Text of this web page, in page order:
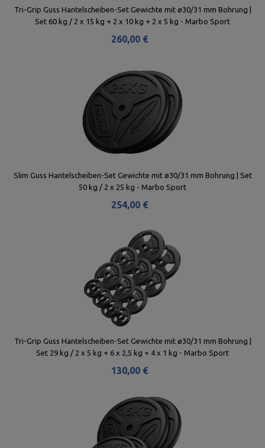
Tri-Grip Guss Hantelscheiben-Set Gewichte mit ø30/31 mm Bohrung |
Set 60 kg / 2 x 15 kg + 2 x 10 kg + 2 x 5 kg - Marbo Sport
260,00 €
Slim Guss Hantelscheiben-Set Gewichte mit ø30/31 mm Bohrung | Set
50 kg / 2 x 25 kg - Marbo Sport
254,00 €
Tri-Grip Guss Hantelscheiben-Set Gewichte mit ø30/31 mm Bohrung |
Set 29 kg / 2 x 5 kg + 6 x 2,5 kg + 4 x 1 kg - Marbo Sport
130,00 €